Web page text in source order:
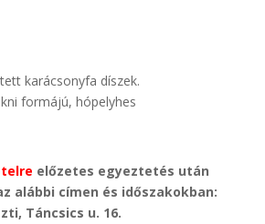
karácsonyfa díszek.
formájú, hópelyhes
előzetes egyeztetés után
alábbi címen és időszakokban:
Táncsics u. 16.